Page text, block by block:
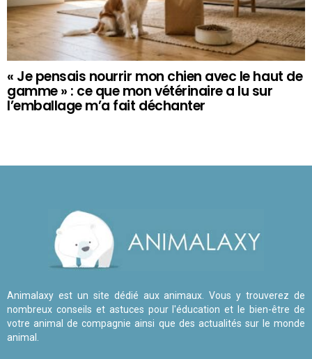
« Je pensais nourrir mon chien avec le haut de
gamme » : ce que mon vétérinaire a lu sur
l’emballage m’a fait déchanter
Animalaxy est un site dédié aux animaux. Vous y trouverez de
nombreux conseils et astuces pour l'éducation et le bien-être de
votre animal de compagnie ainsi que des actualités sur le monde
animal.